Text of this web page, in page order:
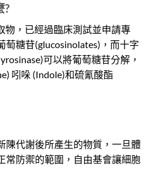
?
物，已經過臨床測試並申請專
萄糖苷(glucosinolates)，而十字
可以將葡萄糖苷分解，
吲哚 (Indole)和硫氰酸酯
陳代謝後所產生的物質，一旦體
常防禦的範圍，自由基會讓細胞